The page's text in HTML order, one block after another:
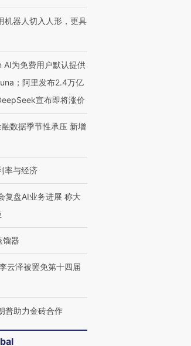
机器人切入人形，更具
AI为免费用户默认提供
；阿里发布2.4万亿
宣布即将涨价
数据季节性承压 新增
率与经济
复盘AI业务进展 称大
馏器
云泽被罢免第十四届
普助力金砖合作